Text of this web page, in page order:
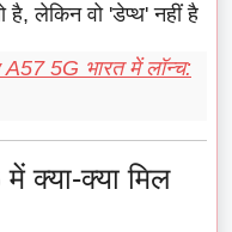
लेकिन वो 'डेप्थ' नहीं है
5G भारत में लॉन्च:
क्या मिल